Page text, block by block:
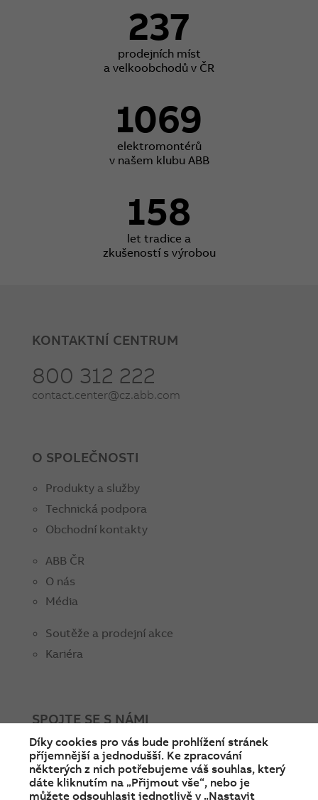
237
prodejních míst
a velkoobchodů v ČR
1069
elektromontérů
v našem klubu ABB
158
let tradice a
zkušeností s výrobou
KONTAKTNÍ CENTRUM
800 312 222
contact.center@cz.abb.com
O SPOLEČNOSTI
Produkty a služby
Technická podpora
Obchodní kontakty
ABB ČR
O nás
Média
Soutěže a prodejní akce
Kariéra
SPOJTE SE S NÁMI
facebookinstagramLinkedintwitteryoutube
Díky cookies pro vás bude prohlížení stránek
příjemnější a jednodušší. Ke zpracování
některých z nich potřebujeme váš souhlas, který
dáte kliknutím na „Přijmout vše“, nebo je
můžete odsouhlasit jednotlivě v „Nastavit